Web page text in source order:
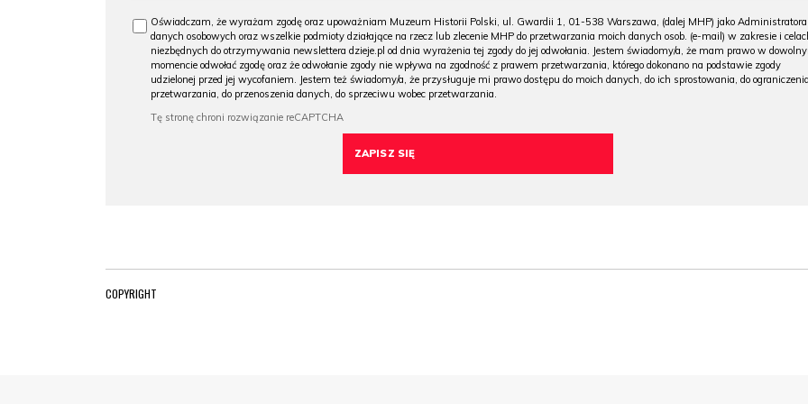
Oświadczam, że wyrażam zgodę oraz upoważniam Muzeum Historii Polski, ul. Gwardii 1, 01-538 Warszawa, (dalej MHP) jako Administratora
danych osobowych oraz wszelkie podmioty działające na rzecz lub zlecenie MHP do przetwarzania moich danych osob. (e-mail) w zakresie i
niezbędnych do otrzymywania newslettera dzieje.pl od dnia wyrażenia tej zgody do jej odwołania. Jestem świadomy/a, że mam prawo w
momencie odwołać zgodę oraz że odwołanie zgody nie wpływa na zgodność z prawem przetwarzania, którego dokonano na podstawie zgody
udzielonej przed jej wycofaniem. Jestem też świadomy/a, że przysługuje mi prawo dostępu do moich danych, do ich sprostowania, do ograniczenia
przetwarzania, do przenoszenia danych, do sprzeciwu wobec przetwarzania.
COPYRIGHT